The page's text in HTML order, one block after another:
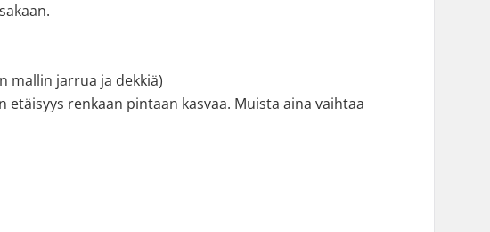
mallin jarrua ja dekkiä)
renkaan pintaan kasvaa. Muista aina vaihtaa